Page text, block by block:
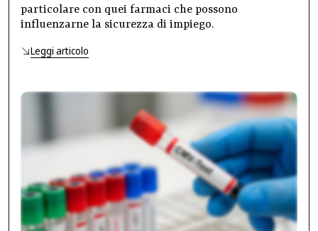
particolare con quei farmaci che possono
influenzarne la sicurezza di impiego.
Leggi articolo